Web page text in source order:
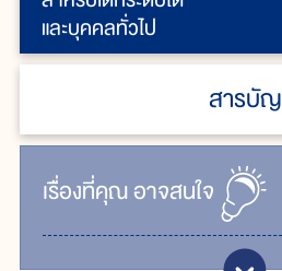
และบุคคลทั่วไป
สารบัญ
เรื่ิองที่คุณอาจสนใจ